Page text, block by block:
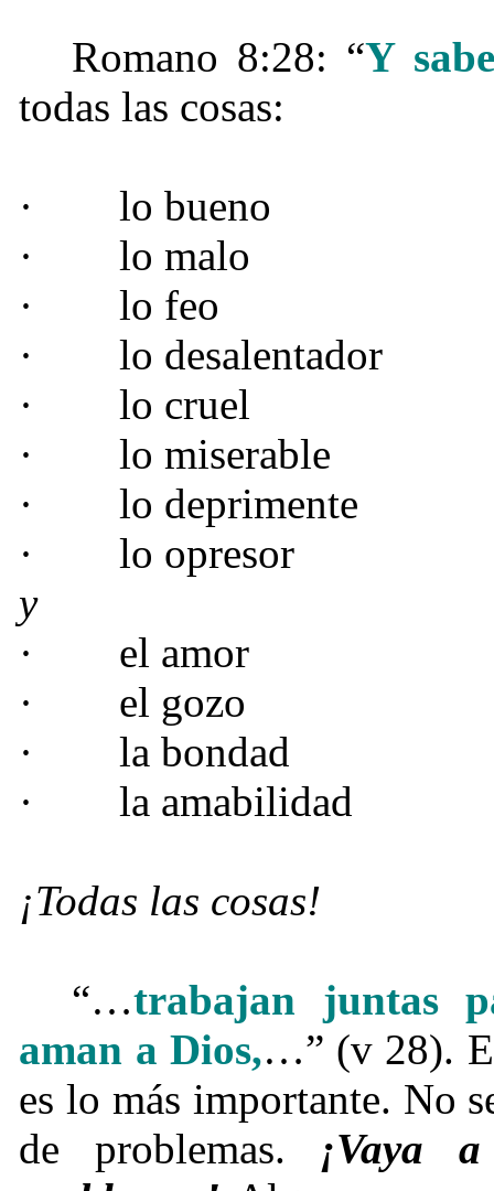
Romano 8:28: “Y
todas las cosas:
·
lo bueno
·
lo malo
·
lo feo
·
lo desalentador
·
lo cruel
·
lo miserable
·
lo deprimente
·
lo opresor
y
·
el amor
·
el gozo
·
la bondad
·
la amabilidad
¡Todas las cosas!
“…trabajan juntas
aman a Dios,…” (v 28).
es lo más importante. No
de problemas. ¡Vaya